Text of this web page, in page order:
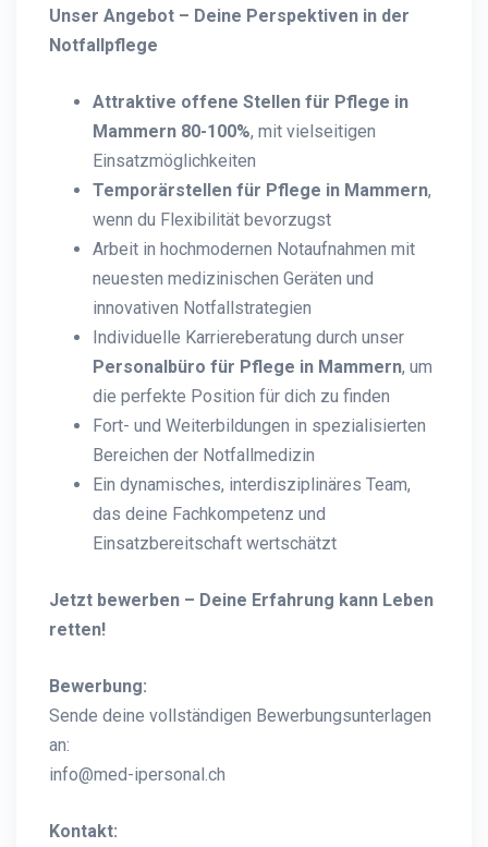
Unser Angebot – Deine Perspektiven in der
Notfallpflege
Attraktive offene Stellen für Pflege in
Mammern 80-100%, mit vielseitigen
Einsatzmöglichkeiten
Temporärstellen für Pflege in Mammern,
wenn du Flexibilität bevorzugst
Arbeit in hochmodernen Notaufnahmen mit
neuesten medizinischen Geräten und
innovativen Notfallstrategien
Individuelle Karriereberatung durch unser
Personalbüro für Pflege in Mammern, um
die perfekte Position für dich zu finden
Fort- und Weiterbildungen in spezialisierten
Bereichen der Notfallmedizin
Ein dynamisches, interdisziplinäres Team,
das deine Fachkompetenz und
Einsatzbereitschaft wertschätzt
Jetzt bewerben – Deine Erfahrung kann Leben
retten!
Bewerbung:
Sende deine vollständigen Bewerbungsunterlagen
an:
info@med-ipersonal.ch
Kontakt: